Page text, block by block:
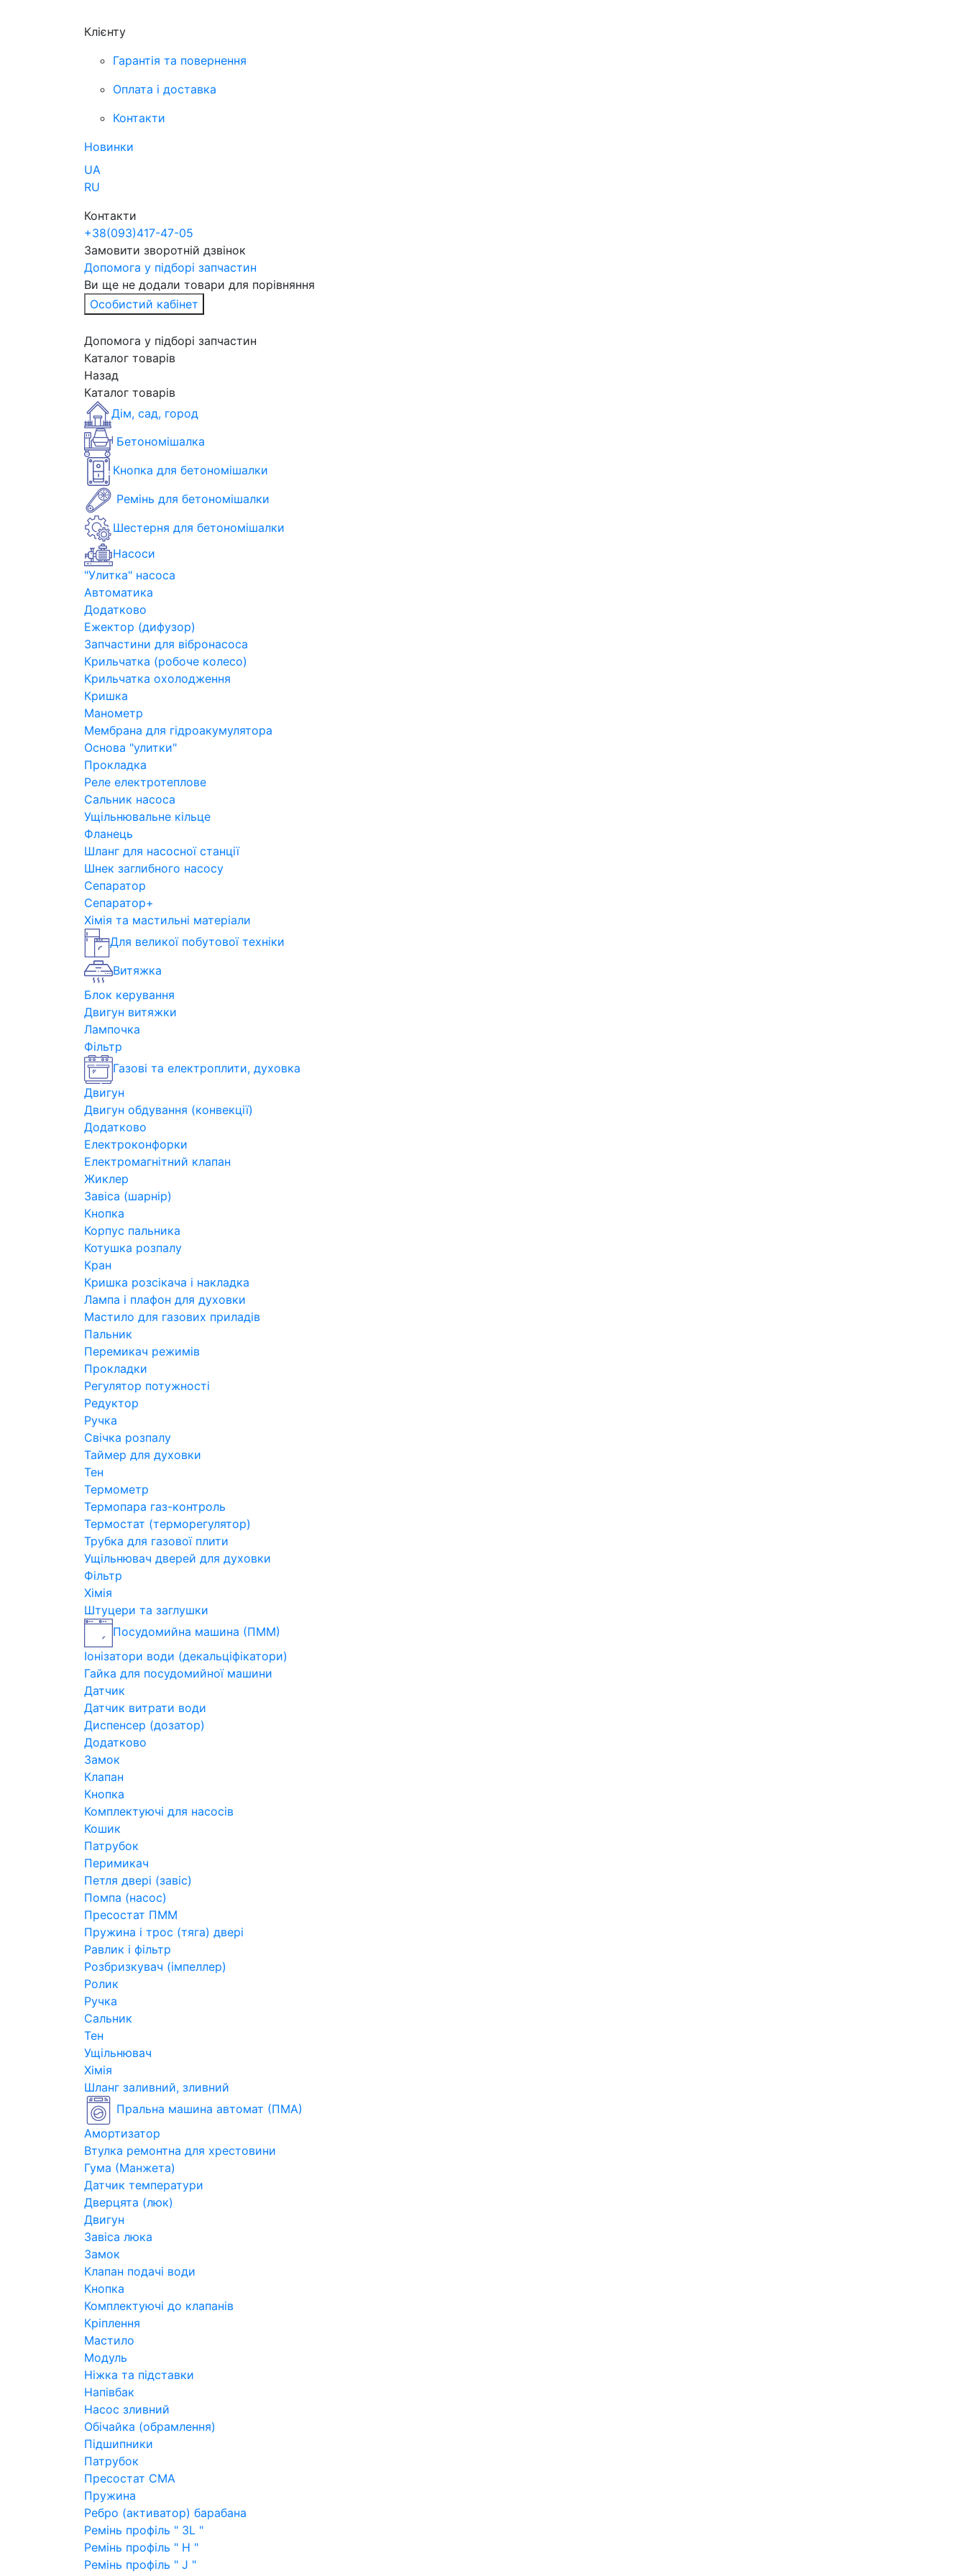
Клієнту
Гарантія та повернення
Оплата і доставка
Контакти
Новинки
UA
RU
Контакти
+38(093)417-47-05
Замовити зворотній дзвінок
Допомога у підборі запчастин
Ви ще не додали товари для порівняння
Особистий кабінет
Допомога у підборі запчастин
Каталог товарів
Назад
Каталог товарів
Дім, сад, город
Бетономішалка
Кнопка для бетономішалки
Ремінь для бетономішалки
Шестерня для бетономішалки
Насоси
"Улитка" насоса
Автоматика
Додатково
Ежектор (дифузор)
Запчастини для вібронасоса
Крильчатка (робоче колесо)
Крильчатка охолодження
Кришка
Манометр
Мембрана для гідроакумулятора
Основа "улитки"
Прокладка
Реле електротеплове
Сальник насоса
Ущільнювальне кільце
Фланець
Шланг для насосної станції
Шнек заглибного насосу
Сепаратор
Сепаратор+
Хімія та мастильні матеріали
Для великої побутової техніки
Витяжка
Блок керування
Двигун витяжки
Лампочка
Фільтр
Газові та електроплити, духовка
Двигун
Двигун обдування (конвекції)
Додатково
Електроконфорки
Електромагнітний клапан
Жиклер
Завіса (шарнір)
Кнопка
Корпус пальника
Котушка розпалу
Кран
Кришка розсікача і накладка
Лампа і плафон для духовки
Мастило для газових приладів
Пальник
Перемикач режимів
Прокладки
Регулятор потужності
Редуктор
Ручка
Свічка розпалу
Таймер для духовки
Тен
Термометр
Термопара газ-контроль
Термостат (терморегулятор)
Трубка для газової плити
Ущільнювач дверей для духовки
Фільтр
Хімія
Штуцери та заглушки
Посудомийна машина (ПММ)
Іонізатори води (декальціфікатори)
Гайка для посудомийної машини
Датчик
Датчик витрати води
Диспенсер (дозатор)
Додатково
Замок
Клапан
Кнопка
Комплектуючі для насосів
Кошик
Патрубок
Перимикач
Петля двері (завіс)
Помпа (насос)
Пресостат ПММ
Пружина і трос (тяга) двері
Равлик і фільтр
Розбризкувач (імпеллер)
Ролик
Ручка
Сальник
Тен
Ущільнювач
Хімія
Шланг заливний, зливний
Пральна машина автомат (ПМА)
Амортизатор
Втулка ремонтна для хрестовини
Гума (Манжета)
Датчик температури
Дверцята (люк)
Двигун
Завіса люка
Замок
Клапан подачі води
Кнопка
Комплектуючі до клапанів
Кріплення
Мастило
Модуль
Ніжка та підставки
Напівбак
Насос зливний
Обічайка (обрамлення)
Підшипники
Патрубок
Пресостат СМА
Пружина
Ребро (активатор) барабана
Ремінь профіль " 3L "
Ремінь профіль " H "
Ремінь профіль " J "